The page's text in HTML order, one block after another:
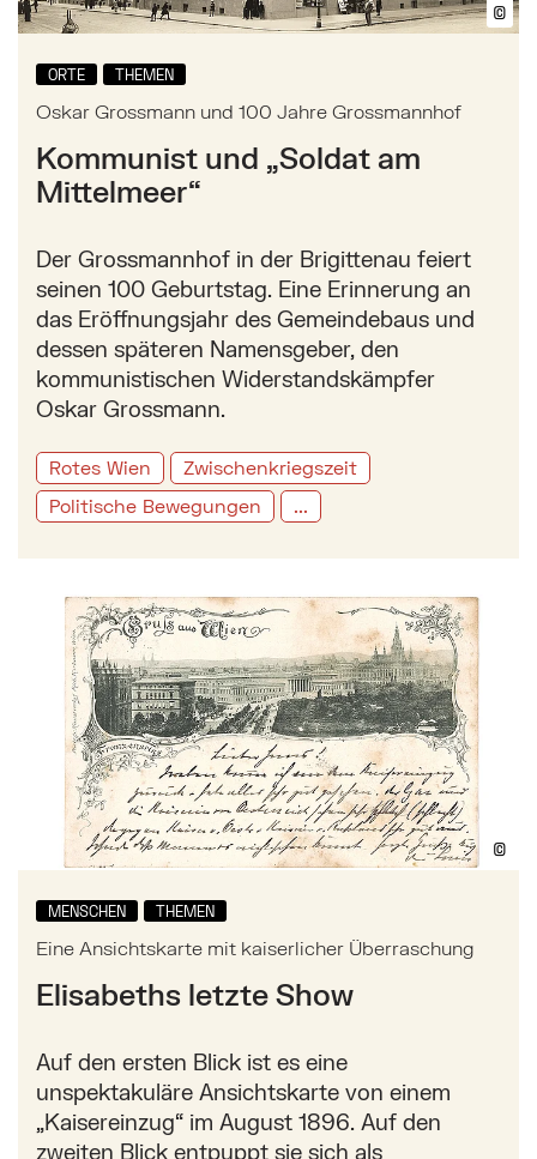
©
ORTE THEMEN
Oskar Grossmann und 100 Jahre Grossmannhof
Kommunist und „Soldat am
Mittelmeer“
Der Grossmannhof in der Brigittenau feiert
seinen 100 Geburtstag. Eine Erinnerung an
das Eröffnungsjahr des Gemeindebaus und
dessen späteren Namensgeber, den
kommunistischen Widerstandskämpfer
Oskar Grossmann.
Rotes Wien
Zwischenkriegszeit
Politische Bewegungen
...
©
MENSCHEN THEMEN
Eine Ansichtskarte mit kaiserlicher Überraschung
Elisabeths letzte Show
Auf den ersten Blick ist es eine
unspektakuläre Ansichtskarte von einem
„Kaisereinzug“ im August 1896. Auf den
zweiten Blick entpuppt sie sich als
Mehr zu: Eine Ansichtskarte mit kaiserlicher